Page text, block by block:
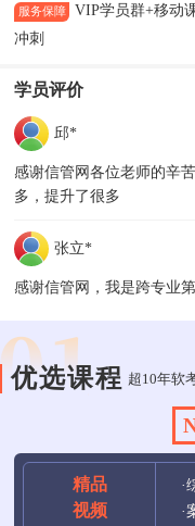
服务保障
VIP学员群+移动
冲刺
学员评价
邱*
感谢信管网各位老师的辛
多，提升了很多
张立*
感谢信管网，我是跨专业
优选课程 超10年软
精品
视频
·
·